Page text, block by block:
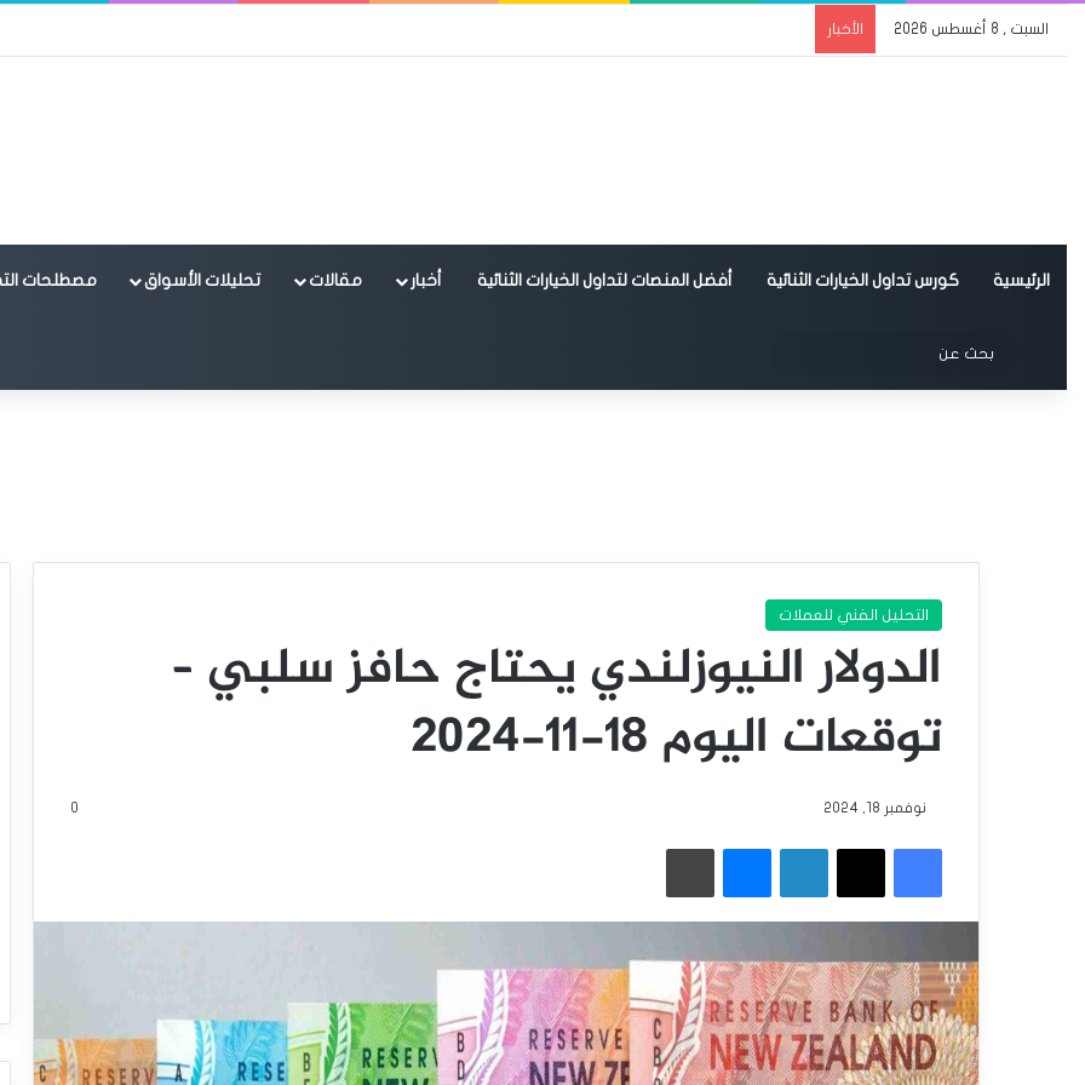
السبت , 8 أغسطس 2026 الأخبار
الرئيسية كورس تداول الخيارات الثنائية أفضل المنصات لتداول الخيارات الثنائية أخبار مقالات تحليلات الأسواق مصطلحات
الوضع المظلم
عن
التحليل الفني للعملات
الدولار النيوزلندي يحتاج حافز سلبي –
توقعات اليوم 18-11-2024
نوفمبر 18, 2024 0
فيسبوك
‫X لينكدإن ماسنجر طباعة